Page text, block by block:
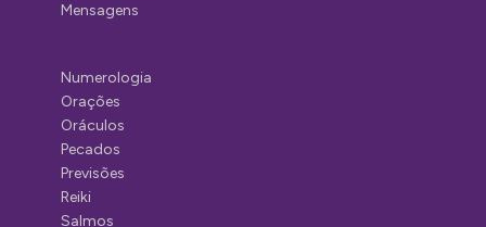
Mensagens
Numerologia
Orações
Oráculos
Pecados
Previsões
Reiki
Salmos